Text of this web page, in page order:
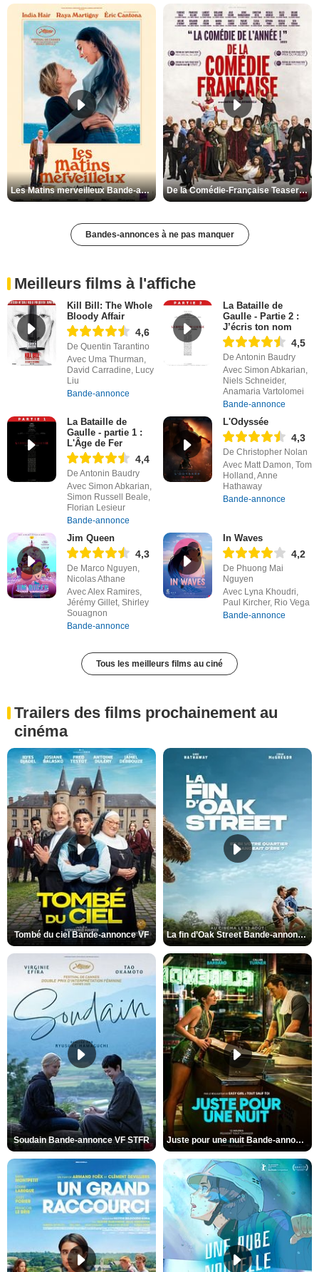
Les Matins merveilleux Bande-annonce VF De la Comédie-Française Teaser VF
Bandes-annonces à ne pas manquer
Meilleurs films à l'affiche
Kill Bill: The Whole
Bloody Affair
4,6
De Quentin Tarantino
Avec Uma Thurman,
David Carradine, Lucy
Liu
Bande-annonce
La Bataille de
Gaulle - Partie 2 :
J’écris ton nom
4,5
De Antonin Baudry
Avec Simon Abkarian,
Niels Schneider,
Anamaria Vartolomei
Bande-annonce
La Bataille de
Gaulle - partie 1 :
L'Âge de Fer
4,4
De Antonin Baudry
Avec Simon Abkarian,
Simon Russell Beale,
Florian Lesieur
Bande-annonce
L'Odyssée
4,3
De Christopher Nolan
Avec Matt Damon, Tom
Holland, Anne
Hathaway
Bande-annonce
Jim Queen
4,3
De Marco Nguyen,
Nicolas Athane
Avec Alex Ramires,
Jérémy Gillet, Shirley
Souagnon
Bande-annonce
In Waves
4,2
De Phuong Mai
Nguyen
Avec Lyna Khoudri,
Paul Kircher, Rio Vega
Bande-annonce
Tous les meilleurs films au ciné
Trailers des films prochainement au
cinéma
Tombé du ciel Bande-annonce VF La fin d’Oak Street Bande-annonce VO STFR
Soudain Bande-annonce VF STFR Juste pour une nuit Bande-annonce VO STFR